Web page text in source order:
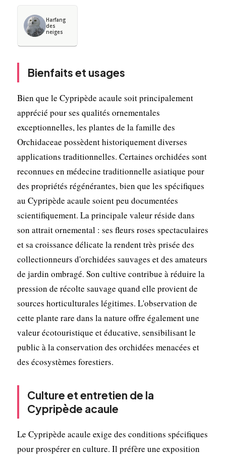
Harfang
des
neiges
Bienfaits et usages
Bien que le Cypripède acaule soit principalement
apprécié pour ses qualités ornementales
exceptionnelles, les plantes de la famille des
Orchidaceae possèdent historiquement diverses
applications traditionnelles. Certaines orchidées sont
reconnues en médecine traditionnelle asiatique pour
des propriétés régénérantes, bien que les spécifiques
au Cypripède acaule soient peu documentées
scientifiquement. La principale valeur réside dans
son attrait ornemental : ses fleurs roses spectaculaires
et sa croissance délicate la rendent très prisée des
collectionneurs d'orchidées sauvages et des amateurs
de jardin ombragé. Son cultive contribue à réduire la
pression de récolte sauvage quand elle provient de
sources horticulturales légitimes. L'observation de
cette plante rare dans la nature offre également une
valeur écotouristique et éducative, sensibilisant le
public à la conservation des orchidées menacées et
des écosystèmes forestiers.
Culture et entretien de la
Cypripède acaule
Le Cypripède acaule exige des conditions spécifiques
pour prospérer en culture. Il préfère une exposition